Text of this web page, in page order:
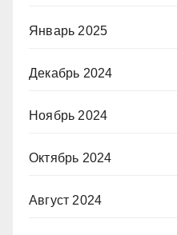
Январь 2025
Декабрь 2024
Ноябрь 2024
Октябрь 2024
Август 2024